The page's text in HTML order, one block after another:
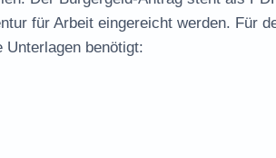
für Arbeit eingereicht werden. Für
Unterlagen benötigt: